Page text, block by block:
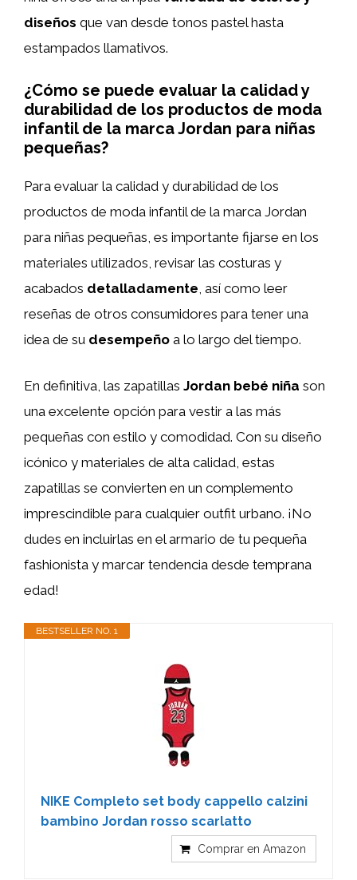
diseños que van desde tonos pastel hasta
estampados llamativos.
¿Cómo se puede evaluar la calidad y
durabilidad de los productos de moda
infantil de la marca Jordan para niñas
pequeñas?
Para evaluar la calidad y durabilidad de los
productos de moda infantil de la marca Jordan
para niñas pequeñas, es importante fijarse en los
materiales utilizados, revisar las costuras y
acabados detalladamente, así como leer
reseñas de otros consumidores para tener una
idea de su desempeño a lo largo del tiempo.
En definitiva, las zapatillas Jordan bebé niña son
una excelente opción para vestir a las más
pequeñas con estilo y comodidad. Con su diseño
icónico y materiales de alta calidad, estas
zapatillas se convierten en un complemento
imprescindible para cualquier outfit urbano. ¡No
dudes en incluirlas en el armario de tu pequeña
fashionista y marcar tendencia desde temprana
edad!
BESTSELLER NO. 1
NIKE Completo set body cappello calzini
bambino Jordan rosso scarlatto
Comprar en Amazon